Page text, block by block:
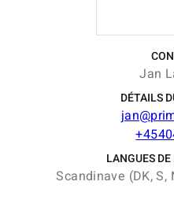
Jan
DÉTAILS
LANGUES
Scandinave (DK,